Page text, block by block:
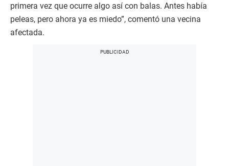
primera vez que ocurre algo así con balas. Antes había
peleas, pero ahora ya es miedo”, comentó una vecina
afectada.